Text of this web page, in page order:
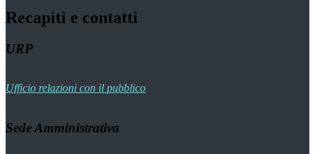
Recapiti e contatti
URP
Ufficio relazioni con il pubblico
Sede Amministrativa